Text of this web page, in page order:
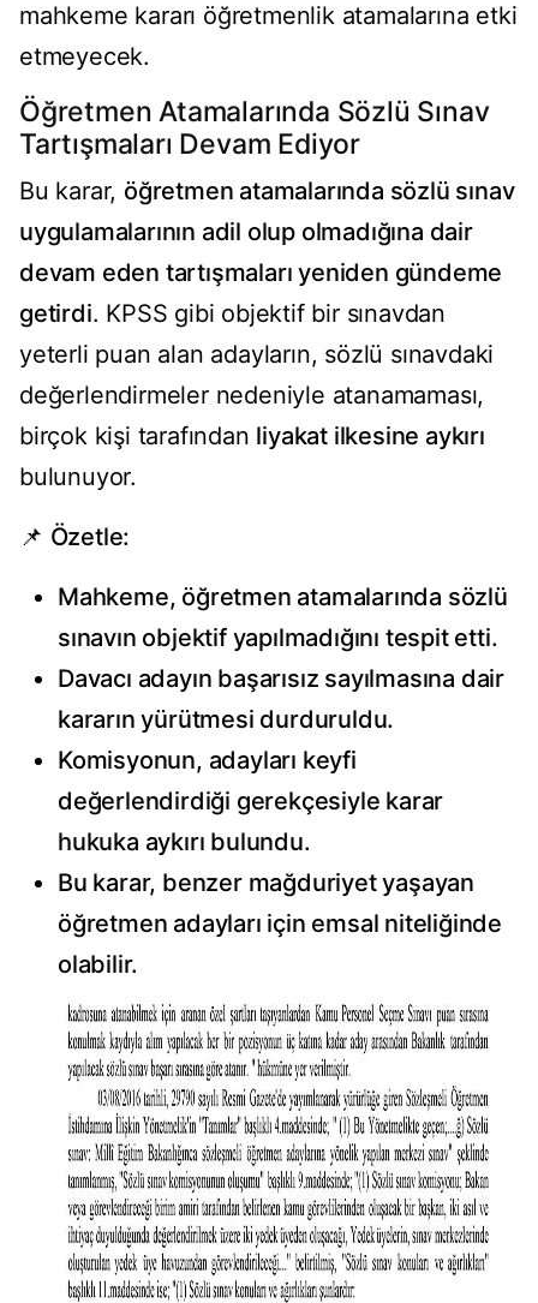
mahkeme kararı öğretmenlik atamalarına etki
etmeyecek.
Öğretmen Atamalarında Sözlü Sınav
Tartışmaları Devam Ediyor
Bu karar, öğretmen atamalarında sözlü sınav
uygulamalarının adil olup olmadığına dair
devam eden tartışmaları yeniden gündeme
getirdi. KPSS gibi objektif bir sınavdan
yeterli puan alan adayların, sözlü sınavdaki
değerlendirmeler nedeniyle atanamaması,
birçok kişi tarafından liyakat ilkesine aykırı
bulunuyor.
📌 Özetle:
Mahkeme, öğretmen atamalarında sözlü
sınavın objektif yapılmadığını tespit etti.
Davacı adayın başarısız sayılmasına dair
kararın yürütmesi durduruldu.
Komisyonun, adayları keyfi
değerlendirdiği gerekçesiyle karar
hukuka aykırı bulundu.
Bu karar, benzer mağduriyet yaşayan
öğretmen adayları için emsal niteliğinde
olabilir.